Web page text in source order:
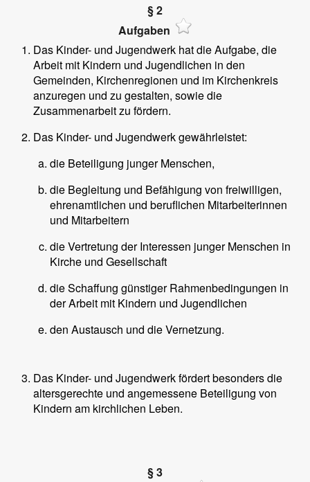
§ 2
Aufgaben
Das Kinder- und Jugendwerk hat die Aufgabe, die
Arbeit mit Kindern und Jugendlichen in den
Gemeinden, Kirchenregionen und im Kirchenkreis
anzuregen und zu gestalten, sowie die
Zusammenarbeit zu fördern.
Das Kinder- und Jugendwerk gewährleistet:
die Beteiligung junger Menschen,
die Begleitung und Befähigung von freiwilligen,
ehrenamtlichen und beruflichen Mitarbeiterinnen
und Mitarbeitern
die Vertretung der Interessen junger Menschen in
Kirche und Gesellschaft
die Schaffung günstiger Rahmenbedingungen in
der Arbeit mit Kindern und Jugendlichen
den Austausch und die Vernetzung.
Das Kinder- und Jugendwerk fördert besonders die
altersgerechte und angemessene Beteiligung von
Kindern am kirchlichen Leben.
§ 3